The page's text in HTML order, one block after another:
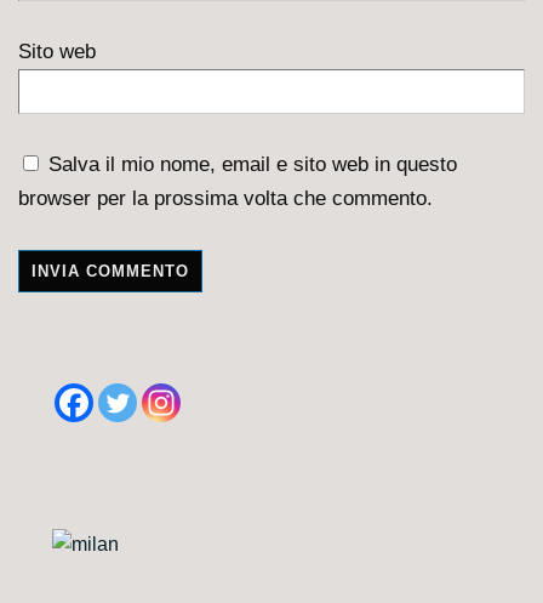
Sito web
Salva il mio nome, email e sito web in questo
browser per la prossima volta che commento.